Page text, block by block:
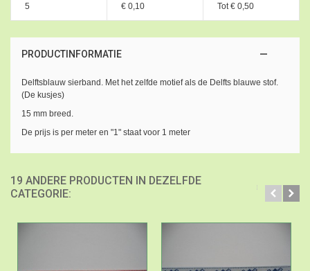
5 € 0,10 Tot€ 0,50
PRODUCTINFORMATIE
Delftsblauw sierband. Met het zelfde motief als de Delfts blauwe stof.
(De kusjes)
15 mm breed.
De prijs is per meter en "1" staat voor 1 meter
19 ANDERE PRODUCTEN IN DEZELFDE
CATEGORIE: